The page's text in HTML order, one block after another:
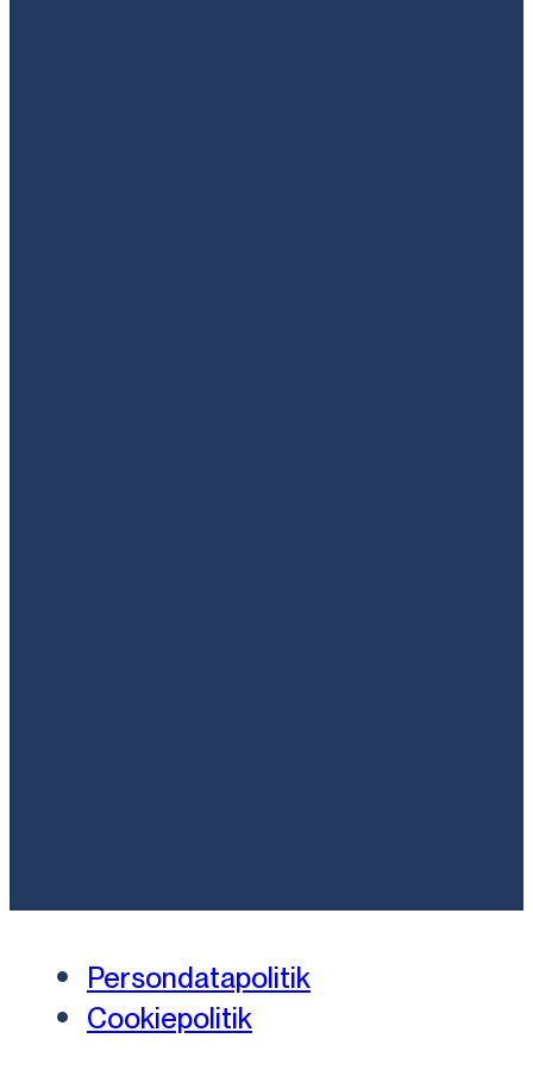
Persondatapolitik
Cookiepolitik